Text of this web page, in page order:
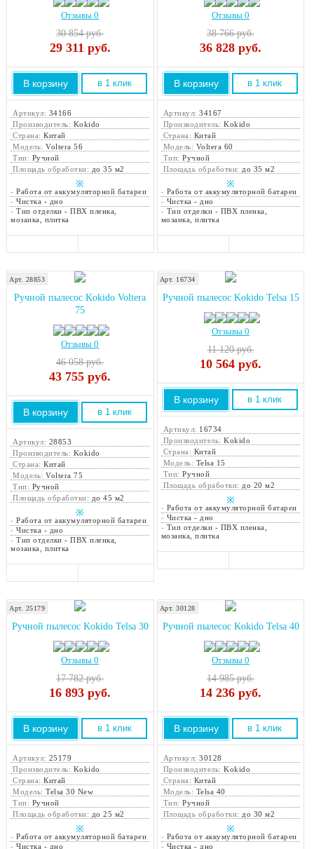
Отзывы 0
30 854 руб.
29 311 руб.
В корзину в 1 клик
Артикул: 34166
Производитель: Kokido
Страна:Китай
Модель:Voltera 56
Тип: Ручной
Площадь обработки: до 35 м2
※
-Работа от аккумуляторной батареи
-Чистка - дно
-Тип отделки - ПВХ пленка,
мозаика, плитка
Отзывы 0
38 766 руб.
36 828 руб.
В корзину в 1 клик
Артикул:34167
Производитель:Kokido
Страна: Китай
Модель: Voltera 60
Тип:Ручной
Площадь обработки: до 35 м2
※
- Работа от аккумуляторной батареи
- Чистка - дно
- Тип отделки - ПВХ пленка,
мозаика, плитка
Арт. 28853
Ручной пылесос Kokido Voltera
75
Отзывы 0
46 058 руб.
43 755 руб.
В корзину в 1 клик
Артикул: 28853
Производитель: Kokido
Страна:Китай
Модель:Voltera 75
Тип: Ручной
Площадь обработки: до 45 м2
※
-Работа от аккумуляторной батареи
-Чистка - дно
-Тип отделки - ПВХ пленка,
мозаика, плитка
Арт. 16734
Ручной пылесос Kokido Telsa 15
Отзывы 0
11 120 руб.
10 564 руб.
В корзину в 1 клик
Артикул: 16734
Производитель:Kokido
Страна: Китай
Модель: Telsa 15
Тип:Ручной
Площадь обработки: до 20 м2
※
- Работа от аккумуляторной батареи
- Чистка - дно
- Тип отделки - ПВХ пленка,
мозаика, плитка
Арт. 25179
Ручной пылесос Kokido Telsa 30
Отзывы 0
17 782 руб.
16 893 руб.
В корзину в 1 клик
Артикул: 25179
Производитель: Kokido
Страна:Китай
Модель:Telsa 30 New
Тип: Ручной
Площадь обработки: до 25 м2
※
-Работа от аккумуляторной батареи
-Чистка - дно
Арт. 30128
Ручной пылесос Kokido Telsa 40
Отзывы 0
14 985 руб.
14 236 руб.
В корзину в 1 клик
Артикул:30128
Производитель:Kokido
Страна: Китай
Модель: Telsa 40
Тип:Ручной
Площадь обработки: до 30 м2
※
- Работа от аккумуляторной батареи
- Чистка - дно